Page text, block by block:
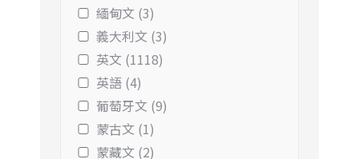
緬甸文 (3)
義大利文 (3)
英文 (1118)
英語 (4)
葡萄牙文 (9)
蒙古文 (1)
蒙藏文 (2)